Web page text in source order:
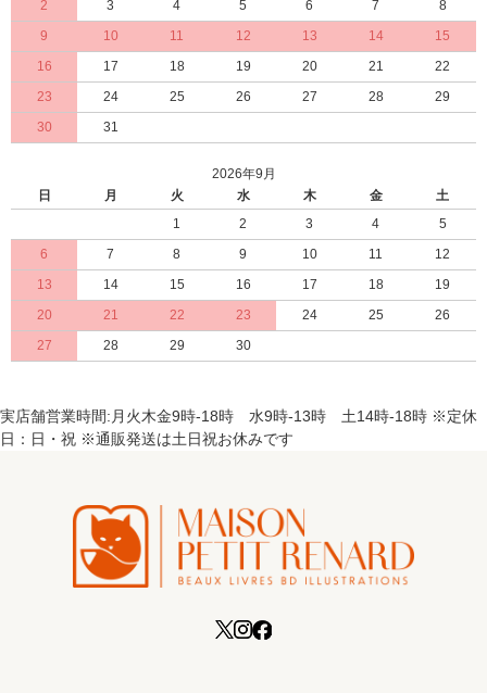
2
3 4 5 6 7
8
9
10 11 12 13 14
15
16
17 18 19 20 21
22
23
24 25 26 27 28
29
30
31
2026年9月
日
月 火 水 木 金
土
1
2 3 4
5
6
7 8 9 10 11
12
13
14 15 16 17 18
19
20
21 22 23 24 25
26
27
28 29 30
実店舗営業時間:月火木金9時-18時 水9時-13時 土14時-18時 ※定休
日：日・祝 ※通販発送は土日祝お休みです